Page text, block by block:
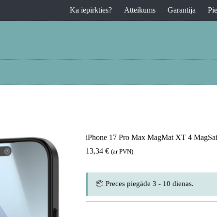
Kā iepirkties? Atteikums Garantija
iPhone 17 Pro Max MagMat XT 4
13,34 € (ar PVN)
📦 Preces piegāde 3 - 10 dienas.